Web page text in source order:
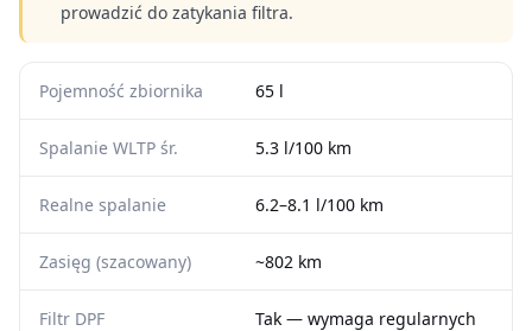
prowadzić do zatykania filtra.
Pojemność zbiornika 65 l
Spalanie WLTP śr. 5.3 l/100 km
Realne spalanie 6.2–8.1 l/100 km
Zasięg (szacowany) ~802 km
Filtr DPF
Tak — wymaga regularnych